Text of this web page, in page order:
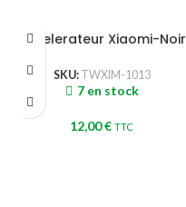
Accelerateur Xiaomi-Noir
SKU: TWXIM-1013
7 en stock
12,00€ TTC